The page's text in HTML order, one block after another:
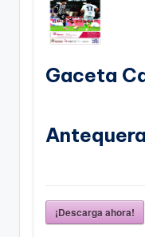
Gaceta
Antequera
¡Descarga ahora!